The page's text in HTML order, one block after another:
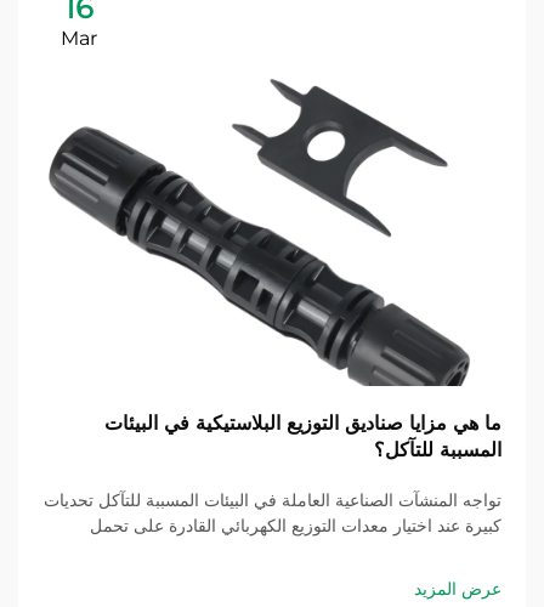
16
Mar
ما هي مزايا صناديق التوزيع البلاستيكية في البيئات
المسببة للتآكل؟
تواجه المنشآت الصناعية العاملة في البيئات المسببة للتآكل تحديات
كبيرة عند اختيار معدات التوزيع الكهربائي القادرة على تحمل
الحرارة الشديدة. وصندوق التوزيع البلاستيكي...
عرض المزيد